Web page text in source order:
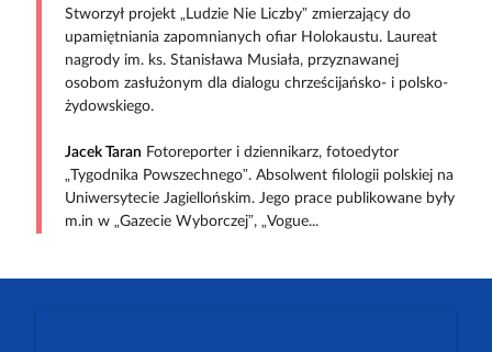
Stworzył projekt „Ludzie Nie Liczby” zmierzający do
upamiętniania zapomnianych ofiar Holokaustu. Laureat
nagrody im. ks. Stanisława Musiała, przyznawanej
osobom zasłużonym dla dialogu chrześcijańsko- i polsko-
żydowskiego.
Jacek Taran Fotoreporter i dziennikarz, fotoedytor
„Tygodnika Powszechnego”. Absolwent filologii polskiej na
Uniwersytecie Jagiellońskim. Jego prace publikowane były
m.in w „Gazecie Wyborczej”, „Vogue...